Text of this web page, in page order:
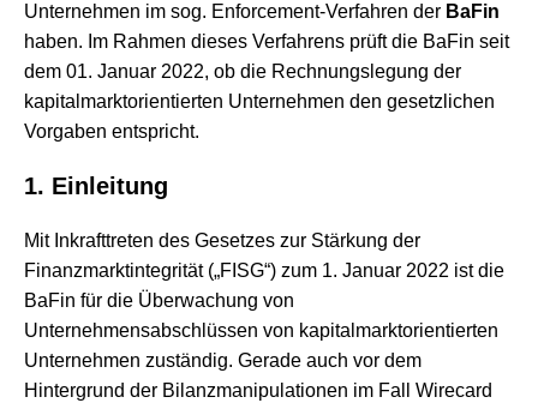
Unternehmen im sog. Enforcement-Verfahren der BaFin
haben. Im Rahmen dieses Verfahrens prüft die BaFin seit
dem 01. Januar 2022, ob die Rechnungslegung der
kapitalmarktorientierten Unternehmen den gesetzlichen
Vorgaben entspricht.
1. Einleitung
Mit Inkrafttreten des Gesetzes zur Stärkung der
Finanzmarktintegrität („FISG“) zum 1. Januar 2022 ist die
BaFin für die Überwachung von
Unternehmensabschlüssen von kapitalmarktorientierten
Unternehmen zuständig. Gerade auch vor dem
Hintergrund der Bilanzmanipulationen im Fall Wirecard